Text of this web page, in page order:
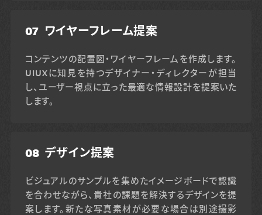
07 ワイヤーフレーム提案
コンテンツの配置図・ワイヤーフレームを作成します。
UIUXに知見を持つデザイナー・ディレクターが担当
し、ユーザー視点に立った最適な情報設計を提案いた
します。
08 デザイン提案
ビジュアルのサンプルを集めたイメージボードで認識
を合わせながら、貴社の課題を解決するデザインを提
案します。新たな写真素材が必要な場合は別途撮影